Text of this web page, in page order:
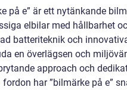
på e” är ett nytänkande
elbilar med hållbarhet
batteriteknik och
en överlägsen och
approach och
har ”bilmärke på e”